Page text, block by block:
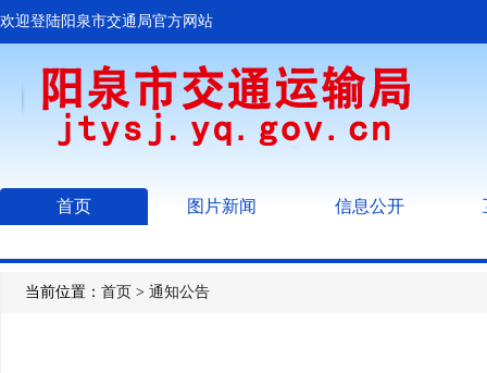
欢迎登陆阳泉市交通局官方网站
首页 图片新闻 信息公开
当前位置： 首页 > 通知公告